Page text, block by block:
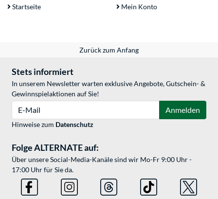
Startseite Mein Konto
Zurück zum Anfang
Stets informiert
In unserem Newsletter warten exklusive Angebote, Gutschein- &
Gewinnspielaktionen auf Sie!
Anmelden
Hinweise zum Datenschutz
Folge ALTERNATE auf:
Über unsere Social-Media-Kanäle sind wir Mo-Fr 9:00 Uhr -
17:00 Uhr für Sie da.